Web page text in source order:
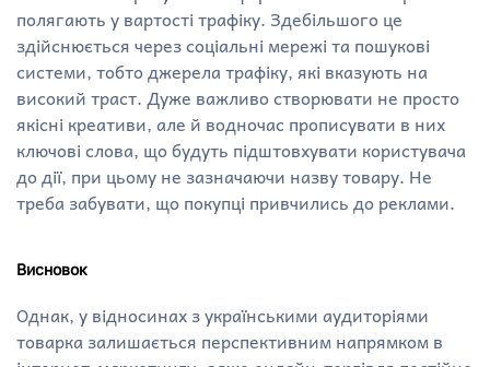
полягають у вартості трафіку. Здебільшого це
здійснюється через соціальні мережі та пошукові
системи, тобто джерела трафіку, які вказують на
високий траст. Дуже важливо створювати не просто
якісні креативи, але й водночас прописувати в них
ключові слова, що будуть підштовхувати користувача
до дії, при цьому не зазначаючи назву товару. Не
треба забувати, що покупці привчились до реклами.
Висновок
Однак, у відносинах з українськими аудиторіями
товарка залишається перспективним напрямком в